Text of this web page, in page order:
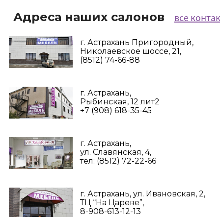
Адреса наших салонов все
г. Астрахань Пригородный,
Николаевское шоссе, 21,
(8512) 74-66-88
г. Астрахань,
Рыбинская, 12 лит2
+7 (908) 618-35-45‬
г. Астрахань,
ул. Славянская, 4,
тел: (8512) 72-22-66
г. Астрахань, ул. Ивановская, 2,
ТЦ “На Цареве”,
8-908-613-12-13